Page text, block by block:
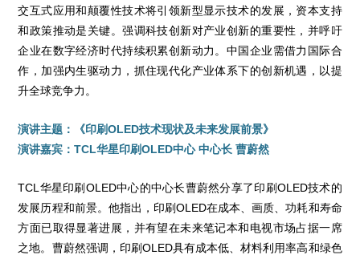
交互式应用和颠覆性技术将引领新型显示技术的发展，资本支持
和政策推动是关键。强调科技创新对产业创新的重要性，并呼吁
企业在数字经济时代持续积累创新动力。中国企业需借力国际合
作，加强内生驱动力，抓住现代化产业体系下的创新机遇，以提
升全球竞争力。
演讲主题：《印刷OLED技术现状及未来发展前景》
演讲嘉宾：TCL华星印刷OLED中心 中心长 曹蔚然
TCL华星印刷OLED中心的中心长曹蔚然分享了印刷OLED技术的
发展历程和前景。他指出，印刷OLED在成本、画质、功耗和寿命
方面已取得显著进展，并有望在未来笔记本和电视市场占据一席
之地。曹蔚然强调，印刷OLED具有成本低、材料利用率高和绿色